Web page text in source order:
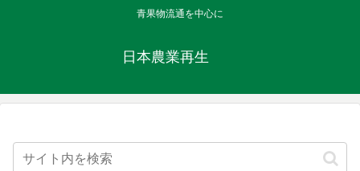
青果物流通を中心に
日本農業再生